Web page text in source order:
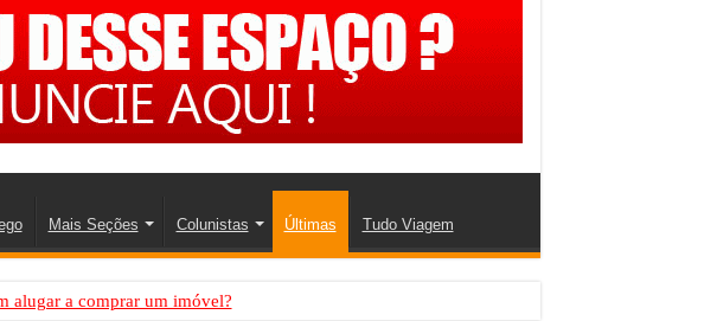
Mais Seções Colunistas Últimas Tudo Viagem
alugar a comprar um imóvel?